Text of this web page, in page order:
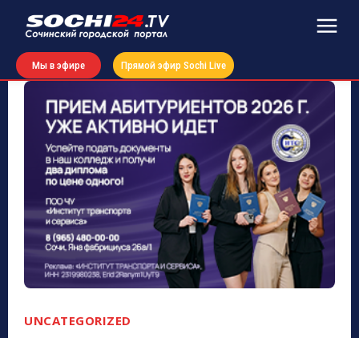
Мы в эфире Прямой эфир Sochi Live
UNCATEGORIZED